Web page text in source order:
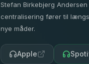
Stefan Birkebjerg
centralisering fører til
nye måder.
Apple